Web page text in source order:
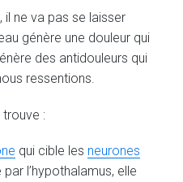
il ne va pas se laisser
génère une douleur qui
des antidouleurs qui
ressentions.
trouve :
qui cible les neurones
l’hypothalamus, elle